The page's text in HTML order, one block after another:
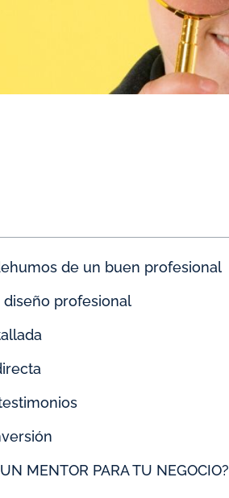
de un buen profesional
diseño profesional
MENTOR PARA TU NEGOCIO?